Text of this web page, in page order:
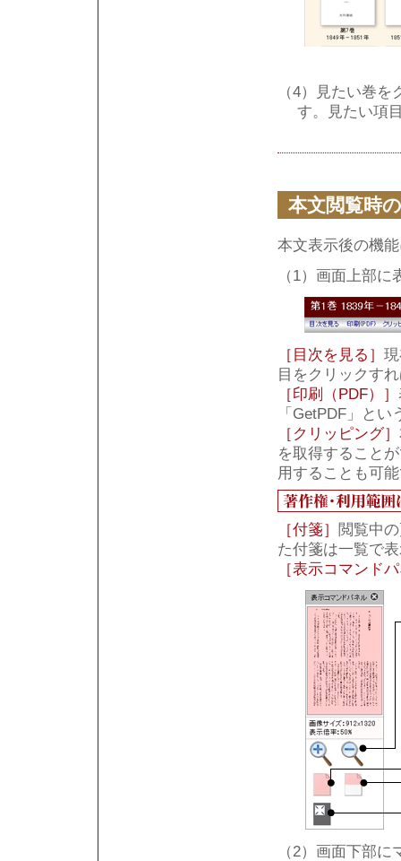
（4）見たい巻
す。見たい項
本文閲覧時
本文表示後の機
（1）画面上部
［目次を見る］
目をクリックす
［印刷（PDF）］
「GetPDF」と
［クリッピング］
を取得すること
用することも可
［付箋］ 閲覧中
た付箋は一覧で
［表示コマンド
（2）画面下部